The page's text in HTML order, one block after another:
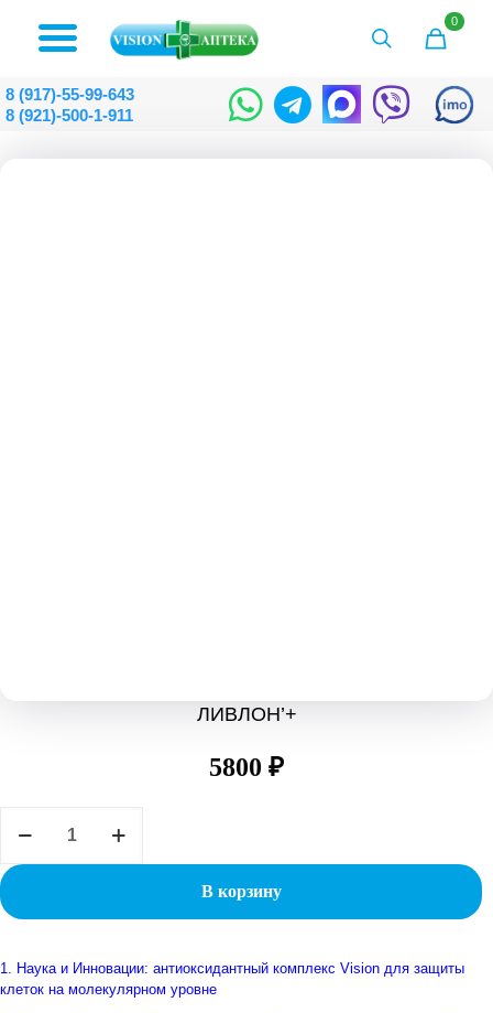
0
8 (917)-55-99-643
8 (921)-500-1-911
ЛИВЛОН’+
5800 ₽
товара
В корзину
1. Наука и Инновации: антиоксидантный комплекс Vision для защиты
клеток на молекулярном уровне